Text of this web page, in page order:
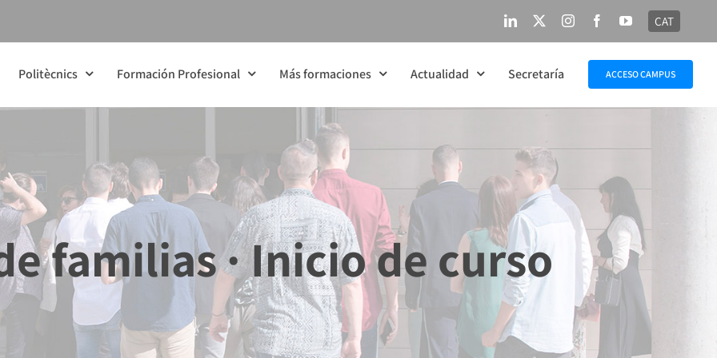
LinkedIn InstagramFacebookYouTube
CAT
Politècnics Formación Profesional Más formaciones Actualidad Secretaría ACCESO CAMPUS
familias · Inicio de curso